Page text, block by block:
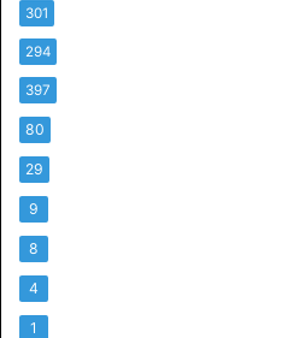
301
294
397
80
29
9
8
4
1